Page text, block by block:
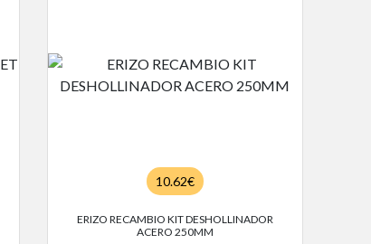
10.62€
ERIZO RECAMBIO KIT DESHOLLINADOR
ACERO 250MM